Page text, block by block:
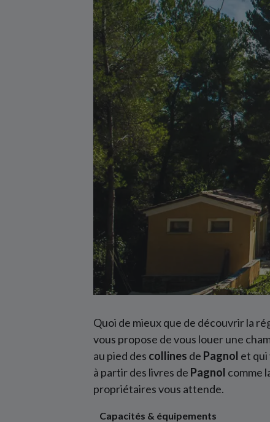
Quoi de mieux que de découvrir la
vous propose de vous louer une
au pied des collines de Pagnol et qui
à partir des livres de Pagnol comme
propriétaires vous attende.
Capacités & équipements